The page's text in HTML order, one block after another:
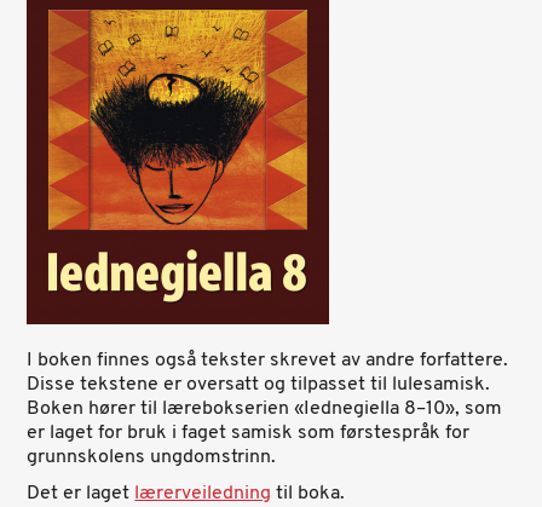
I boken finnes også tekster skrevet av andre forfattere.
Disse tekstene er oversatt og tilpasset til lulesamisk.
Boken hører til lærebokserien «Iednegiella 8–10», som
er laget for bruk i faget samisk som førstespråk for
grunnskolens ungdomstrinn.
Det er lagetlærerveiledning til boka.